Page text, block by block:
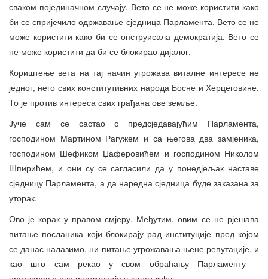
сваком појединачном случају. Вето се не може користити како
би се спријечило одржавање сједница Парламента. Вето се не
може користити како би се опструисала демократија. Вето се
не може користити да би се блокирао дијалог.
Кориштење вета на тај начин угрожава виталне интересе не
једног, него свих конститутивних народа Босне и Херцеговине.
То је против интереса свих грађана ове земље.
Јуче сам се састао с предсједавајућим Парламента,
господином Мартином Рагужем и са његова два замјеника,
господином Шефиком Џаферовићем и господином Николом
Шпирићем, и они су се сагласили да у понедјељак наставе
сједницу Парламента, а да наредна сједница буде заказана за
уторак.
Ово је корак у правом смјеру. Међутим, овим се не рјешава
питање посланика који блокирају рад институције пред којом
се данас налазимо, ни питање угрожавања њене репутације, и
као што сам рекао у свом обраћању Парламенту –